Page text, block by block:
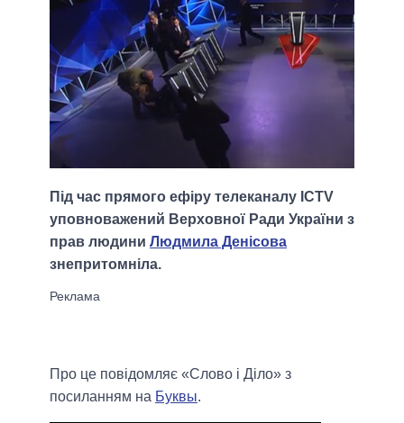
Під час прямого ефіру телеканалу ICTV
уповноважений Верховної Ради України з
прав людини Людмила Денісова
знепритомніла.
Про це повідомляє «Слово і Діло» з
посиланням на Буквы.